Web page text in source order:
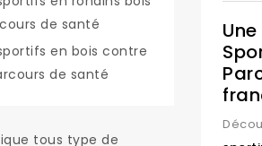
de santé
en bois contre
de santé